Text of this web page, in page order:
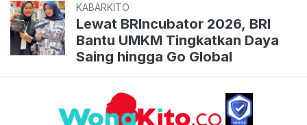
KABARKITO
Lewat BRIncubator 2026, BRI
Bantu UMKM Tingkatkan Daya
Saing hingga Go Global